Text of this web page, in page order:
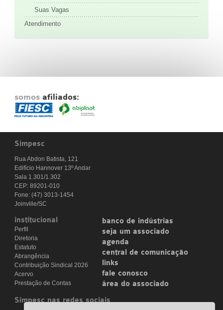
Suas Vagas
Atendimento
somos afiliados:
Simpesc
Rua Abdon Batista, 121
Edifício Hannover 13º Andar
Sala 1.301/1.302
CEP: 89201-010
Fone: (47) 3013-1454
Joinville/SC
institucional
Perfil
Diretoria
Estatuto
Abrangência
Contribuição Sindical 2026
Acervo
Prestação de Contas
banco de indústrias
seja um associado
agenda
central de comunicação
links
fale conosco
área do associado
Simpesc nas redes sociais